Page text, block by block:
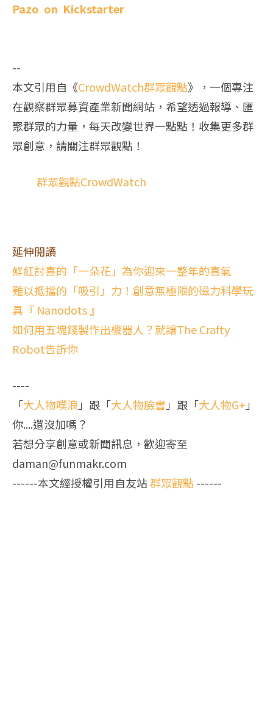
Pazo on Kickstarter
--
本文引用自《CrowdWatch群眾觀點》，一個專注
在觀察群眾募資產業新聞網站，希望透過報導、匯
聚群眾的力量，每天改變世界一點點！收集更多群
眾創意，請關注群眾觀點！
群眾觀點CrowdWatch
延伸閱讀
鮮紅討喜的「一朵花」為你迎來一整年的喜氣
難以抵擋的「吸引」力！創意無極限的磁力科學玩
具『 Nanodots 』
如何用五塊錢製作出機器人？就讓The Crafty
Robot告訴你
----
「大人物噗浪 」跟「大人物臉書」跟「大人物G+ 」
你....還沒加嗎？
若想分享創意或新聞訊息，歡迎寄至
daman@funmakr.com
------本文經授權引用自友站群眾觀點 ------